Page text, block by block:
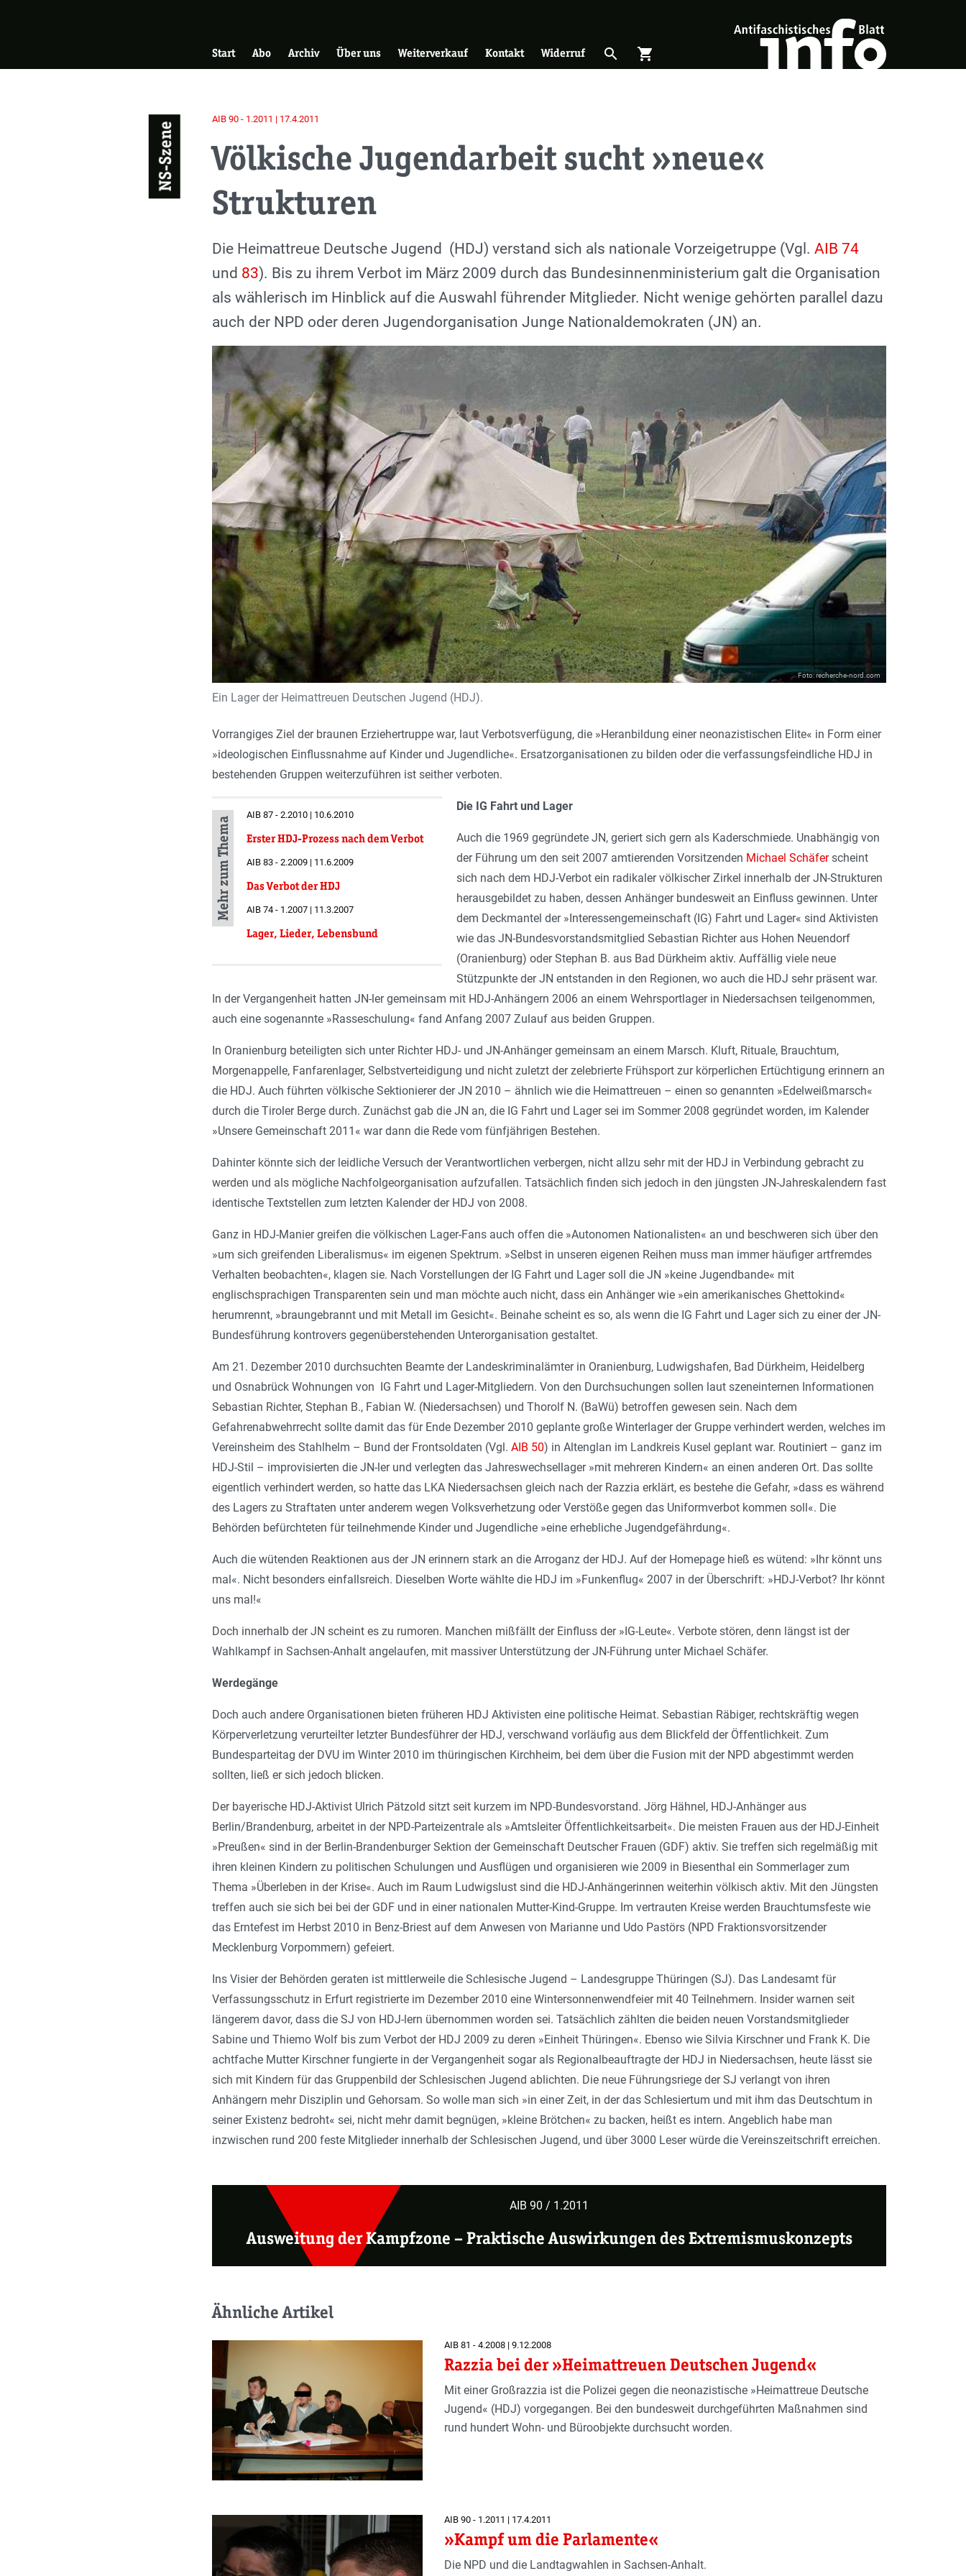
Hauptnavigation
Start Abo Archiv Über uns Weiterverkauf Kontakt Widerruf Suche öffnen
search Warenkorb öffnen
shopping_cart
NS-Szene
AIB 90 - 1.2011 | 17.4.2011
Völkische Jugendarbeit sucht »neue«
Strukturen
Einleitung
Die Heimattreue Deutsche Jugend (HDJ) verstand sich als nationale Vorzeigetruppe (Vgl. AIB 74
und 83). Bis zu ihrem Verbot im März 2009 durch das Bundesinnenministerium galt die Organisation
als wählerisch im Hinblick auf die Auswahl führender Mitglieder. Nicht wenige gehörten parallel dazu
auch der NPD oder deren Jugendorganisation Junge Nationaldemokraten (JN) an.
Foto: recherche-nord.com
Ein Lager der Heimattreuen Deutschen Jugend (HDJ).
Vorrangiges Ziel der braunen Erziehertruppe war, laut Verbotsverfügung, die »Heranbildung einer neonazistischen Elite« in Form einer
»ideologischen Einflussnahme auf Kinder und Jugendliche«. Ersatzorganisationen zu bilden oder die verfassungsfeindliche HDJ in
bestehenden Gruppen weiterzuführen ist seither verboten.
Mehr zum Thema
AIB 87 - 2.2010 | 10.6.2010
Erster HDJ-Prozess nach dem Verbot
AIB 83 - 2.2009 | 11.6.2009
Das Verbot der HDJ
AIB 74 - 1.2007 | 11.3.2007
Lager, Lieder, Lebensbund
Die IG Fahrt und Lager
Auch die 1969 gegründete JN, geriert sich gern als Kaderschmiede. Unabhängig von
der Führung um den seit 2007 amtierenden Vorsitzenden Michael Schäferscheint
sich nach dem HDJ-Verbot ein radikaler völkischer Zirkel innerhalb der JN-Strukturen
herausgebildet zu haben, dessen Anhänger bundesweit an Einfluss gewinnen. Unter
dem Deckmantel der »Interessengemeinschaft (IG) Fahrt und Lager« sind Aktivisten
wie das JN-Bundesvorstandsmitglied Sebastian Richter aus Hohen Neuendorf
(Oranienburg) oder Stephan B. aus Bad Dürkheim aktiv. Auffällig viele neue
Stützpunkte der JN entstanden in den Regionen, wo auch die HDJ sehr präsent war.
In der Vergangenheit hatten JN-ler gemeinsam mit HDJ-Anhängern 2006 an einem Wehrsportlager in Niedersachsen teilgenommen,
auch eine sogenannte »Rasseschulung« fand Anfang 2007 Zulauf aus beiden Gruppen.
In Oranienburg beteiligten sich unter Richter HDJ- und JN-Anhänger gemeinsam an einem Marsch. Kluft, Rituale, Brauchtum,
Morgenappelle, Fanfarenlager, Selbstverteidigung und nicht zuletzt der zelebrierte Frühsport zur körperlichen Ertüchtigung erinnern an
die HDJ. Auch führten völkische Sektionierer der JN 2010 – ähnlich wie die Heimattreuen – einen so genannten »Edelweißmarsch«
durch die Tiroler Berge durch. Zunächst gab die JN an, die IG Fahrt und Lager sei im Sommer 2008 gegründet worden, im Kalender
»Unsere Gemeinschaft 2011« war dann die Rede vom fünfjährigen Bestehen.
Dahinter könnte sich der leidliche Versuch der Verantwortlichen verbergen, nicht allzu sehr mit der HDJ in Verbindung gebracht zu
werden und als mögliche Nachfolgeorganisation aufzufallen. Tatsächlich finden sich jedoch in den jüngsten JN-Jahreskalendern fast
identische Textstellen zum letzten Kalender der HDJ von 2008.
Ganz in HDJ-Manier greifen die völkischen Lager-Fans auch offen die »Autonomen Nationalisten« an und beschweren sich über den
»um sich greifenden Liberalismus« im eigenen Spektrum. »Selbst in unseren eigenen Reihen muss man immer häufiger artfremdes
Verhalten beobachten«, klagen sie. Nach Vorstellungen der IG Fahrt und Lager soll die JN »keine Jugendbande« mit
englischsprachigen Transparenten sein und man möchte auch nicht, dass ein Anhänger wie »ein amerikanisches Ghettokind«
herumrennt, »braungebrannt und mit Metall im Gesicht«. Beinahe scheint es so, als wenn die IG Fahrt und Lager sich zu einer der JN-
Bundesführung kontrovers gegenüberstehenden Unterorganisation gestaltet.
Am 21. Dezember 2010 durchsuchten Beamte der Landeskriminalämter in Oranienburg, Ludwigshafen, Bad Dürkheim, Heidelberg
und Osnabrück Wohnungen von IG Fahrt und Lager-Mitgliedern. Von den Durchsuchungen sollen laut szeneinternen Informationen
Sebastian Richter, Stephan B., Fabian W. (Niedersachsen) und Thorolf N. (BaWü) betroffen gewesen sein. Nach dem
Gefahrenabwehrrecht sollte damit das für Ende Dezember 2010 geplante große Winterlager der Gruppe verhindert werden, welches im
Vereinsheim des Stahlhelm – Bund der Frontsoldaten (Vgl. AIB 50) in Altenglan im Landkreis Kusel geplant war. Routiniert – ganz im
HDJ-Stil – improvisierten die JN-ler und verlegten das Jahreswechsellager »mit mehreren Kindern« an einen anderen Ort. Das sollte
eigentlich verhindert werden, so hatte das LKA Niedersachsen gleich nach der Razzia erklärt, es bestehe die Gefahr, »dass es während
des Lagers zu Straftaten unter anderem wegen Volksverhetzung oder Verstöße gegen das Uniformverbot kommen soll«. Die
Behörden befürchteten für teilnehmende Kinder und Jugendliche »eine erhebliche Jugendgefährdung«.
Auch die wütenden Reaktionen aus der JN erinnern stark an die Arroganz der HDJ. Auf der Homepage hieß es wütend: »Ihr könnt uns
mal«. Nicht besonders einfallsreich. Dieselben Worte wählte die HDJ im »Funkenflug« 2007 in der Überschrift: »HDJ-Verbot? Ihr könnt
uns mal!«
Doch innerhalb der JN scheint es zu rumoren. Manchen mißfällt der Einfluss der »IG-Leute«. Verbote stören, denn längst ist der
Wahlkampf in Sachsen-Anhalt angelaufen, mit massiver Unterstützung der JN-Führung unter Michael Schäfer.
Werdegänge
Doch auch andere Organisationen bieten früheren HDJ Aktivisten eine politische Heimat. Sebastian Räbiger, rechtskräftig wegen
Körperverletzung verurteilter letzter Bundesführer der HDJ, verschwand vorläufig aus dem Blickfeld der Öffentlichkeit. Zum
Bundesparteitag der DVU im Winter 2010 im thüringischen Kirchheim, bei dem über die Fusion mit der NPD abgestimmt werden
sollten, ließ er sich jedoch blicken.
Der bayerische HDJ-Aktivist Ulrich Pätzold sitzt seit kurzem im NPD-Bundesvorstand. Jörg Hähnel, HDJ-Anhänger aus
Berlin/Brandenburg, arbeitet in der NPD-Parteizentrale als »Amtsleiter Öffentlichkeitsarbeit«. Die meisten Frauen aus der HDJ-Einheit
»Preußen« sind in der Berlin-Brandenburger Sektion der Gemeinschaft Deutscher Frauen (GDF) aktiv. Sie treffen sich regelmäßig mit
ihren kleinen Kindern zu politischen Schulungen und Ausflügen und organisieren wie 2009 in Biesenthal ein Sommerlager zum
Thema »Überleben in der Krise«. Auch im Raum Ludwigslust sind die HDJ-Anhängerinnen weiterhin völkisch aktiv. Mit den Jüngsten
treffen auch sie sich bei bei der GDF und in einer nationalen Mutter-Kind-Gruppe. Im vertrauten Kreise werden Brauchtumsfeste wie
das Erntefest im Herbst 2010 in Benz-Briest auf dem Anwesen von Marianne und Udo Pastörs (NPD Fraktionsvorsitzender
Mecklenburg Vorpommern) gefeiert.
Ins Visier der Behörden geraten ist mittlerweile die Schlesische Jugend – Landesgruppe Thüringen (SJ). Das Landesamt für
Verfassungsschutz in Erfurt registrierte im Dezember 2010 eine Wintersonnenwendfeier mit 40 Teilnehmern. Insider warnen seit
längerem davor, dass die SJ von HDJ-lern übernommen worden sei. Tatsächlich zählten die beiden neuen Vorstandsmitglieder
Sabine und Thiemo Wolf bis zum Verbot der HDJ 2009 zu deren »Einheit Thüringen«. Ebenso wie Silvia Kirschner und Frank K. Die
achtfache Mutter Kirschner fungierte in der Vergangenheit sogar als Regionalbeauftragte der HDJ in Niedersachsen, heute lässt sie
sich mit Kindern für das Gruppenbild der Schlesischen Jugend ablichten. Die neue Führungsriege der SJ verlangt von ihren
Anhängern mehr Disziplin und Gehorsam. So wolle man sich »in einer Zeit, in der das Schlesiertum und mit ihm das Deutschtum in
seiner Existenz bedroht« sei, nicht mehr damit begnügen, »kleine Brötchen« zu backen, heißt es intern. Angeblich habe man
inzwischen rund 200 feste Mitglieder innerhalb der Schlesischen Jugend, und über 3000 Leser würde die Vereinszeitschrift erreichen.
AIB 90 / 1.2011
Ausweitung der Kampfzone –Praktische Auswirkungen des Extremismuskonzepts
Ähnliche Artikel
AIB 81 - 4.2008 | 9.12.2008
Razzia bei der »Heimattreuen Deutschen Jugend«
Mit einer Großrazzia ist die Polizei gegen die neonazistische »Heimattreue Deutsche
Jugend« (HDJ) vorgegangen. Bei den bundesweit durchgeführten Maßnahmen sind
rund hundert Wohn- und Büroobjekte durchsucht worden.
AIB 90 - 1.2011 | 17.4.2011
»Kampf um die Parlamente«
Die NPD und die Landtagwahlen in Sachsen-Anhalt.